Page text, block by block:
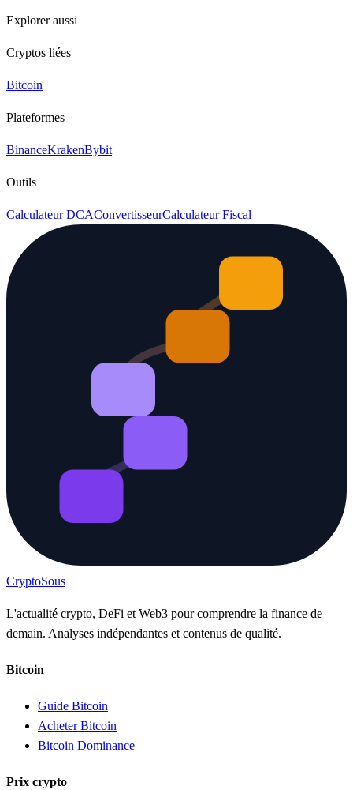
Explorer aussi
Cryptos liées
Bitcoin
Plateformes
BinanceKrakenBybit
Outils
Calculateur DCAConvertisseurCalculateur Fiscal
CryptoSous
L'actualité crypto, DeFi et Web3 pour comprendre la finance de
demain. Analyses indépendantes et contenus de qualité.
Bitcoin
Guide Bitcoin
Acheter Bitcoin
Bitcoin Dominance
Prix crypto